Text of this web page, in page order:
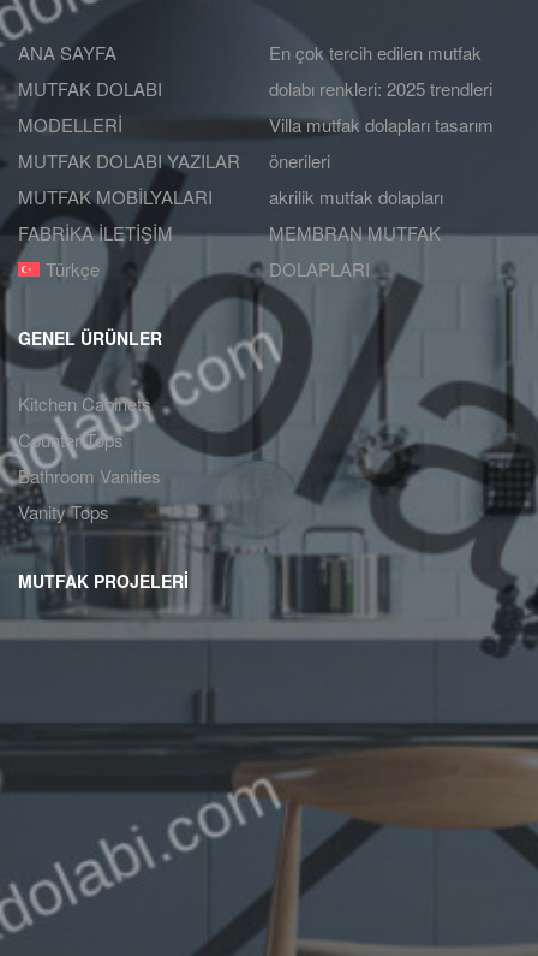
ANA SAYFA
MUTFAK DOLABI
MODELLERİ
MUTFAK DOLABI YAZILAR
MUTFAK MOBİLYALARI
FABRİKA İLETİŞİM
Türkçe
En çok tercih edilen mutfak
dolabı renkleri: 2025 trendleri
Villa mutfak dolapları tasarım
önerileri
akrilik mutfak dolapları
MEMBRAN MUTFAK
DOLAPLARI
GENEL ÜRÜNLER
Kitchen Cabinets
Counter Tops
Bathroom Vanities
Vanity Tops
MUTFAK PROJELERİ